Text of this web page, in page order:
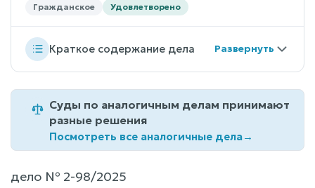
Гражданское Удовлетворено
Краткое содержание дела
Суды по аналогичным делам принимают
разные решения
Посмотреть все аналогичные дела→
дело № 2-98/2025